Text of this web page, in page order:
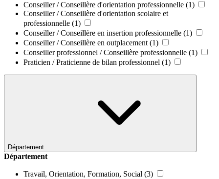
Conseiller / Conseillère d'orientation professionnelle (1)
Conseiller / Conseillère d'orientation scolaire et
professionnelle (1)
Conseiller / Conseillère en insertion professionnelle (1)
Conseiller / Conseillère en outplacement (1)
Conseiller professionnel / Conseillère professionnelle (1)
Praticien / Praticienne de bilan professionnel (1)
Département
Département
Travail, Orientation, Formation, Social (3)